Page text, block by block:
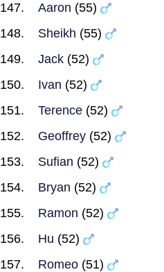
Aaron (55)
Sheikh (55)
Jack (52)
Ivan (52)
Terence (52)
Geoffrey (52)
Sufian (52)
Bryan (52)
Ramon (52)
Hu (52)
Romeo (51)